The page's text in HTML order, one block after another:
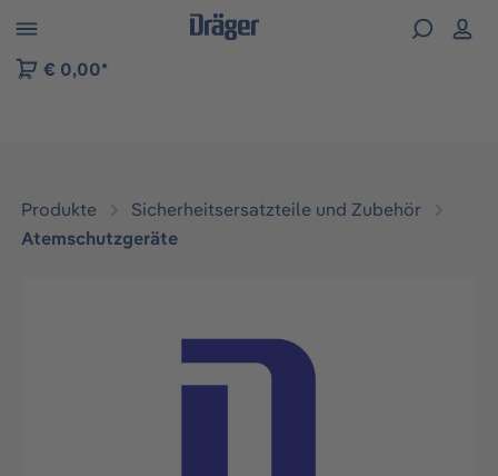
der B2B-Plattform springen
€ 0,00*
Produkte
Sicherheitsersatzteile und Zubehör
Atemschutzgeräte
Bildergalerie überspringen